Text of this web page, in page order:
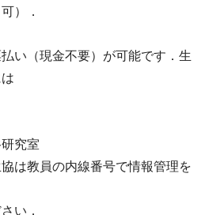
）．
払い（現金不要）が可能です．生
究室
教員の内線番号で情報管理を
い．